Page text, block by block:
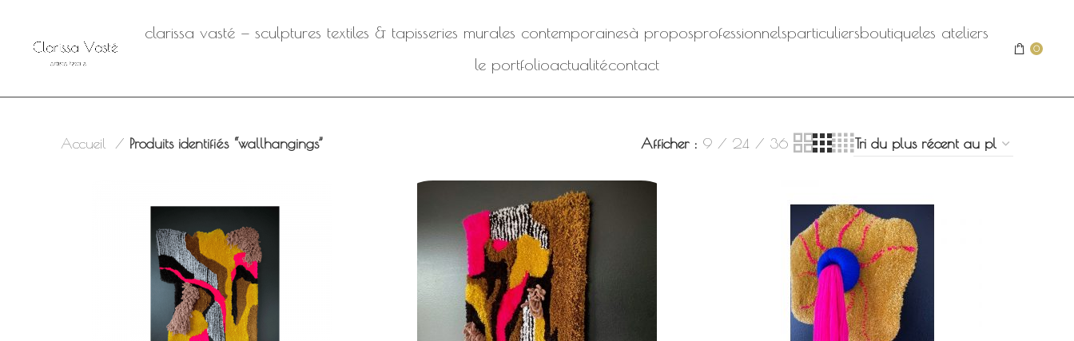
clarissa vasté — sculptures textiles & tapisseries murales contemporainesà proposprofessionnelsparticuliersboutiqueles ateliers
le portfolioactualitécontact
0
Accueil Produits identifiés “wallhangings” Afficher 9 24 36